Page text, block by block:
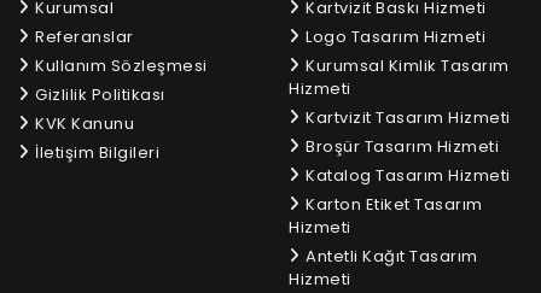
Kurumsal
Referanslar
Kullanım Sözleşmesi
Gizlilik Politikası
KVK Kanunu
İletişim Bilgileri
Kartvizit Baskı Hizmeti
Logo Tasarım Hizmeti
Kurumsal Kimlik Tasarım
Hizmeti
Kartvizit Tasarım Hizmeti
Broşür Tasarım Hizmeti
Katalog Tasarım Hizmeti
Karton Etiket Tasarım
Hizmeti
Antetli Kağıt Tasarım
Hizmeti